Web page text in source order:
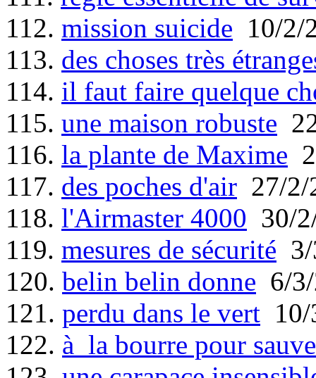
112. mission suicide 10/2/
113. des choses très
114. il faut faire quelque
115. une maison robuste
116. la plante de Maxime
117. des poches d'air 27/2/
118. l'Airmaster 4000 30/
119. mesures de sécurité
120. belin belin donne 6/
121. perdu dans le vert
122. à la bourre pour